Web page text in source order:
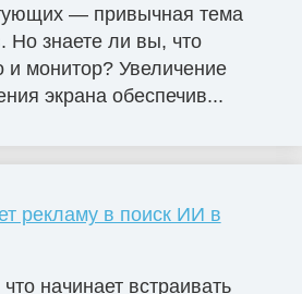
— привычная тема
Но знаете ли вы, что
и монитор? Увеличение
экрана обеспечив...
рекламу в поиск ИИ в
начинает встраивать